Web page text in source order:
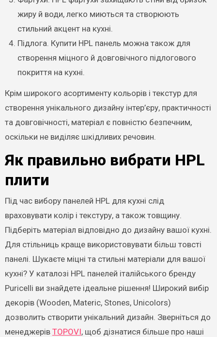
жиру й води, легко миються та створюють
стильний акцент на кухні.
Підлога. Купити HPL панель можна також для
створення міцного й довговічного підлогового
покриття на кухні.
Крім широкого асортименту кольорів і текстур для
створення унікального дизайну інтер’єру, практичності
та довговічності, матеріал є повністю безпечним,
оскільки не виділяє шкідливих речовин.
Як правильно вибрати HPL
плити
Під час вибору панелей HPL для кухні слід
враховувати колір і текстуру, а також товщину.
Підберіть матеріал відповідно до дизайну вашої кухні.
Для стільниць краще використовувати більш товсті
панелі. Шукаєте міцні та стильні матеріали для вашої
кухні? У каталозі HPL панелей італійського бренду
Puricelli ви знайдете ідеальне рішення! Широкий вибір
декорів (Wooden, Materic, Stones, Unicolors)
дозволить створити унікальний дизайн. Зверніться до
менеджерів TOPOVI, щоб дізнатися більше про наші